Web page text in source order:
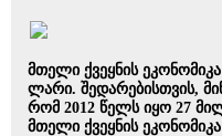
მთელი ქვეყნის
ლარი. შედარებისთვის,
რომ 2012 წელს იყო 27
მთელი ქვეყნის